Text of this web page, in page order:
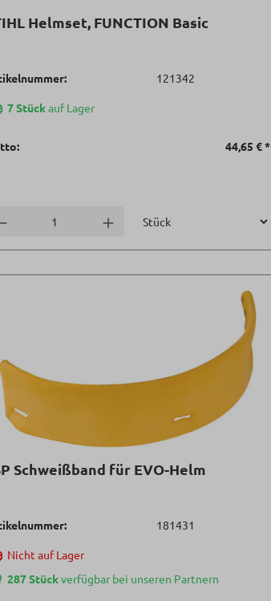
Helmset, FUNCTION Basic
121342
7 Stückauf Lager
44,65 €*
verringern Anzahl erhöhen
Schweißband für EVO-Helm
181431
Nicht auf Lager
287 Stückverfügbar bei unseren Partnern